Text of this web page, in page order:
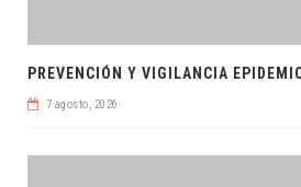
PREVENCIÓN Y VIGILANCIA
7 agosto, 2026